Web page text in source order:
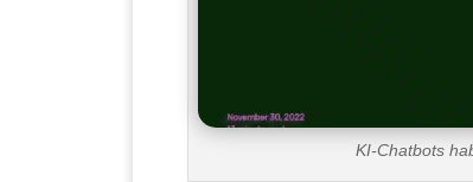
KI-Chatbots